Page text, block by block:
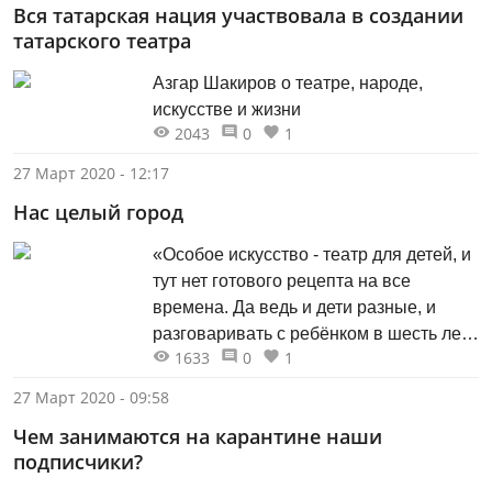
Вся татарская нация участвовала в создании
татарского театра
Азгар Шакиров о театре, народе,
искусстве и жизни
2043 0
1
27 Март 2020 - 12:17
Нас целый город
«Особое искусство - театр для детей, и
тут нет готового рецепта на все
времена. Да ведь и дети разные, и
разговаривать с ребёнком в шесть лет
надо по-другому, нежели в двенадцать
1633 0
1
27 Март 2020 - 09:58
Чем занимаются на карантине наши
подписчики?